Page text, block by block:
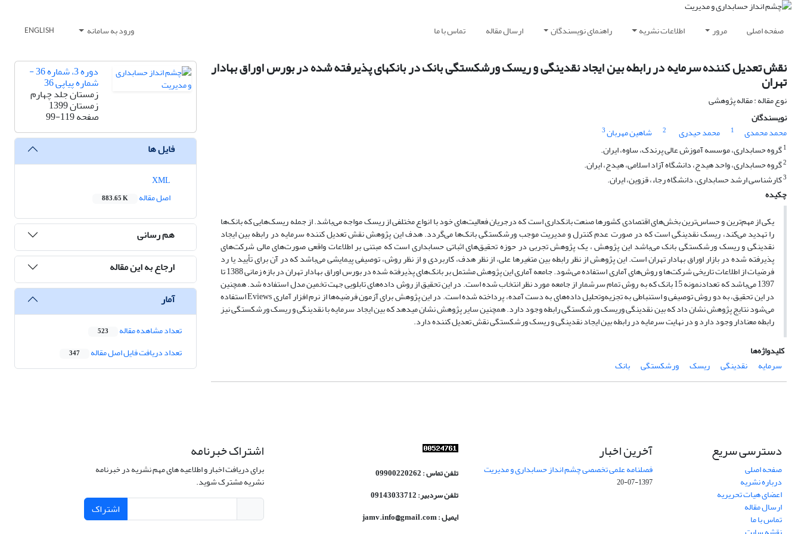
صفحه اصلی مرور اطلاعات نشریه راهنمای نویسندگان ارسال مقاله تماس با ما ورود به سامانه ENGLISH
نقش تعدیل کننده سرمایه در رابطه بین ایجاد نقدینگی و ریسک ورشکستگی بانک در بانکهای پذیرفته شده در بورس اوراق بهادار
تهران
نوع مقاله : مقاله پژوهشی
نویسندگان
محمد محمدی
1 محمد حیدری 2 شاهین مهربان3
1گروه حسابداری، موسسه آموزش عالی پرندک، ساوه، ایران.
2گروه حسابداری، واحد هیدج، دانشگاه آزاد اسلامی، هیدج، ایران.
3کارشناسی ارشد حسابداری، دانشگاه رجاء، قزوین، ایران.
چکیده
یکی از مهم‌ترین و حساس‌ترین بخش‌های اقتصادی کشورها صنعت بانکداری است که درجریان فعالیت‌های خود با انواع مختلفی از ریسک‌ مواجه ‌می‌باشد. از جمله ریسک‌هایی که بانک‌ها
را تهدید می‌کند‌، ریسک نقدینگی است که در صورت عدم کنترل و مدیریت موجب ورشکستگی بانک‌ها می‌گردد. هدف این پژوهش نقش تعدیل کننده سرمایه در رابطه بین ایجاد
نقدینگی و ریسک ورشکستگی بانک می‌باشد این پژوهش ، یک پژوهش تجربی در حوزه تحقیق‌های اثباتی حسابداری است که مبتنی بر اطلاعات واقعی صورت‌های مالی شرکت‌های
پذیرفته شده در بازار اوراق بهادار تهران است. این پژوهش از نظر رابطه بین متغیرها علی، از نظر هدف، کاربردی و از نظر روش، توصیفی پیمایشی می‌باشد که در آن برای تأیید یا رد
فرضیات از اطلاعات تاریخی شرکت‌ها و روش‌های آماری استفاده می‌شود. جامعه آماری این پژوهش مشتمل بر بانک‌های پذیرفته شده در بورس اوراق بهادار تهران در بازه زمانی 1388 تا
1397 می‌باشد که تعدادنمونه 15 بانک که به روش تمام سرشمار از جامعه مورد نظر انتخاب شده است. در این تحقیق از روش داده‌های تابلویی جهت تخمین مدل استفاده شد. همچنین
در این تحقیق، به دو روش توصیفی و استنباطی به تجزیه‌وتحلیل داده‌های به دست آمده، پرداخته شده است. در این پژوهش برای آزمون فرضیه‌ها از نرم افزار آماری Eviews استفاده
می‌شود نتایج پژوهش نشان داد که بین نقدینگی وریسک ورشکستگی رابطه وجود دارد. همچنین سایر پژوهش نشان میدهد که بین ایجاد سرمایه با نقدینگی و ریسک ورشکستگی نیز
رابطه معنادار وجود دارد و در نهایت سرمایه در رابطه بین ایجاد نقدینگی و ریسک ورشکستگی نقش تعدیل کننده دارد.
کلیدواژه‌ها
سرمایه
نقدینگی ریسک ورشکستگی بانک
دوره 3، شماره 36 -
شماره پیاپی 36
زمستان جلد چهارم
زمستان 1399
صفحه99-119
فایل ها
اصل مقاله
883.65 K
هم رسانی
ارجاع به این مقاله
آمار
تعداد مشاهده مقاله 523
تعداد دریافت فایل اصل مقاله 347
دسترسی سریع
صفحه اصلی
درباره نشریه
اعضای هیات تحریریه
ارسال مقاله
تماس با ما
آخرین اخبار
فصلنامه علمی تخصصی چشم انداز حسابداری و مدیریت
1397-07-20
تلفن تماس : 09900220262
تلفن سردبیر: 09143033712
ایمیل : jamv.info@gmail.com
اشتراک خبرنامه
برای دریافت اخبار و اطلاعیه های مهم نشریه در خبرنامه
نشریه مشترک شوید.
اشتراک